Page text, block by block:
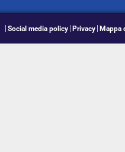
Social media policy Privacy Mappa